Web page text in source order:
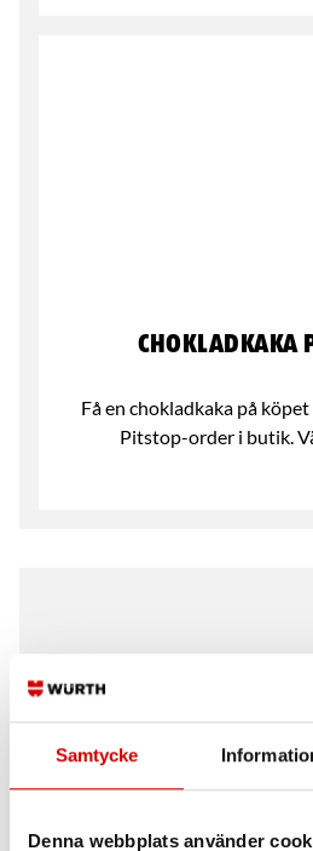
Samtycke
Denna webbplats använder
Chokladkaka
Få en chokladkaka på
Pitstop-order i butik.